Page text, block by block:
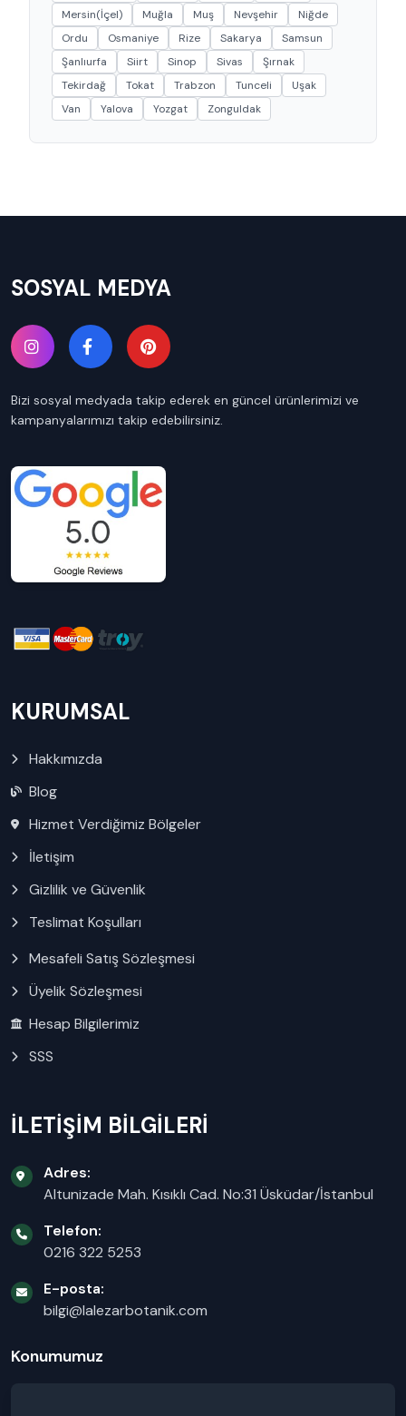
Mersin(İçel)
Muğla Muş Nevşehir
Niğde
Ordu
Osmaniye Rize Sakarya
Samsun
Şanlıurfa
Siirt Sinop Sivas
Şırnak
Tekirdağ
Tokat Trabzon Tunceli
Uşak
Van
Yalova Yozgat Zonguldak
SOSYAL MEDYA
Bizi sosyal medyada takip ederek en güncel ürünlerimizi ve
kampanyalarımızı takip edebilirsiniz.
KURUMSAL
Hakkımızda
Blog
Hizmet Verdiğimiz Bölgeler
İletişim
Gizlilik ve Güvenlik
Teslimat Koşulları
Mesafeli Satış Sözleşmesi
Üyelik Sözleşmesi
Hesap Bilgilerimiz
SSS
İLETİŞİM BİLGİLERİ
Adres:
Altunizade Mah. Kısıklı Cad. No:31 Üsküdar/İstanbul
Telefon:
0216 322 5253
E-posta:
bilgi@lalezarbotanik.com
Konumumuz